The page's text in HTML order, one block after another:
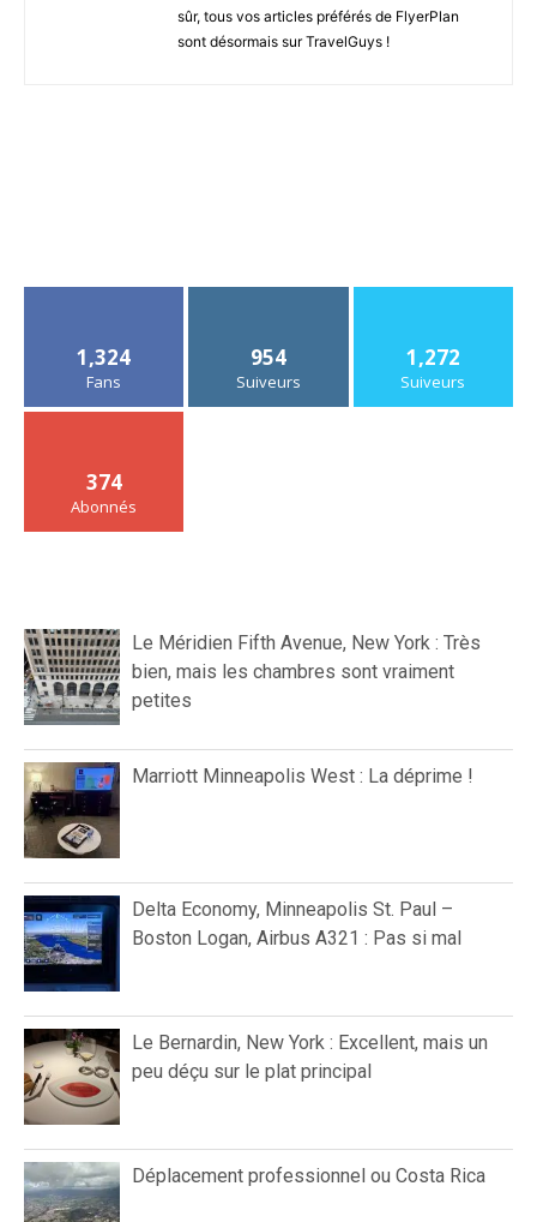
sûr, tous vos articles préférés de FlyerPlan
sont désormais sur TravelGuys !
1,324
Fans
954
Suiveurs
1,272
Suiveurs
374
Abonnés
Le Méridien Fifth Avenue, New York : Très
bien, mais les chambres sont vraiment
petites
Marriott Minneapolis West : La déprime !
Delta Economy, Minneapolis St. Paul –
Boston Logan, Airbus A321 : Pas si mal
Le Bernardin, New York : Excellent, mais un
peu déçu sur le plat principal
Déplacement professionnel ou Costa Rica